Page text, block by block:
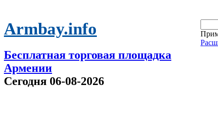
Armbay.info
Бесплатная торговая площадка
Армении
Сегодня 06-08-2026